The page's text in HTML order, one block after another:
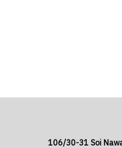
106/30-31 Soi